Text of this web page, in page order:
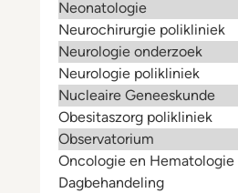
Neonatologie
Neurochirurgie polikliniek
Neurologie onderzoek
Neurologie polikliniek
Nucleaire Geneeskunde
Obesitaszorg polikliniek
Observatorium
Oncologie en Hematologie
Dagbehandeling